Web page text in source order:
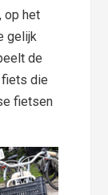
, op het
gelijk
de
fiets die
fietsen